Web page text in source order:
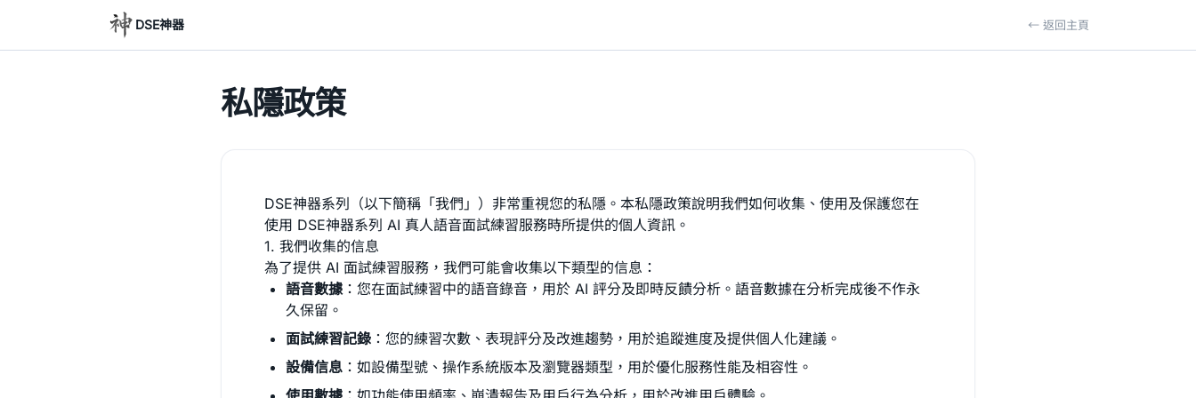
DSE神器 ← 返回主頁
私隱政策
DSE神器系列（以下簡稱「我們」）非常重視您的私隱。本私隱政策說明我們如何收集、使用及保護您在
使用 DSE神器系列 AI 真人語音面試練習服務時所提供的個人資訊。
1. 我們收集的信息
為了提供 AI 面試練習服務，我們可能會收集以下類型的信息：
語音數據：您在面試練習中的語音錄音，用於 AI 評分及即時反饋分析。語音數據在分析完成後不作永
久保留。
面試練習記錄 ：您的練習次數、表現評分及改進趨勢，用於追蹤進度及提供個人化建議。
設備信息 ：如設備型號、操作系統版本及瀏覽器類型，用於優化服務性能及相容性。